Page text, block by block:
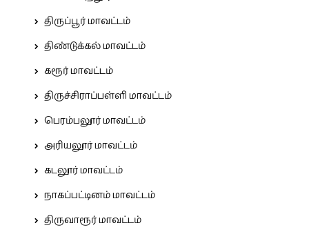
திருப்பூர் மாவட்டம்
திண்டுக்கல் மாவட்டம்
கரூர் மாவட்டம்
திருச்சிராப்பள்ளி மாவட்டம்
பெரம்பலூர் மாவட்டம்
அரியலூர் மாவட்டம்
கடலூர் மாவட்டம்
நாகப்பட்டினம் மாவட்டம்
திருவாரூர் மாவட்டம்